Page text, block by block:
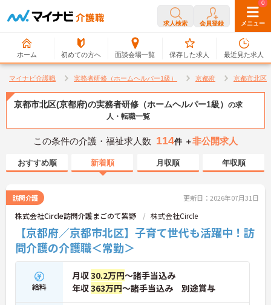
求人検索 会員登録 メニュー
ホーム 初めての方へ 面談会場一覧
0
保存した求人
0
最近見た求人
マイナビ介護職 実務者研修（ホームヘルパー1級） 京都府 京都市北区
京都市北区(京都府)の実務者研修（ホームヘルパー1級） の求
人・転職一覧
この条件の介護・福祉求人数 114件 ＋非公開求人
おすすめ順 新着順 月収順 年収順
訪問介護 更新日：2026年07月31日
株式会社Circle訪問介護まごのて紫野 株式会社Circle
【京都府／京都市北区】子育て世代も活躍中！訪
問介護の介護職＜常勤＞
給料
月収30.2万円～諸手当込み
年収363万円～諸手当込み 別途賞与